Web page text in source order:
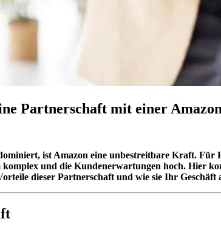
Partnerschaft mit einer
ist Amazon eine unbestreitbare Kraft.
und die Kundenerwartungen hoch. Hier
dieser Partnerschaft und wie sie Ihr